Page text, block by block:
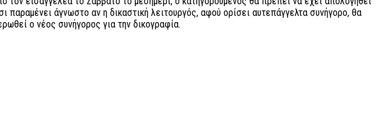
άγνωστο αν η δικαστική λειτουργός, αφού ορίσει αυτεπάγγελτα συνήγορο, θα
ο νέος συνήγορος για την δικογραφία.